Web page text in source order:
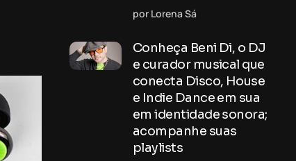
por Lorena Sá
Conheça Beni Di, o DJ
e curador musical que
conecta Disco, House
e Indie Dance em sua
em identidade sonora;
acompanhe suas
playlists